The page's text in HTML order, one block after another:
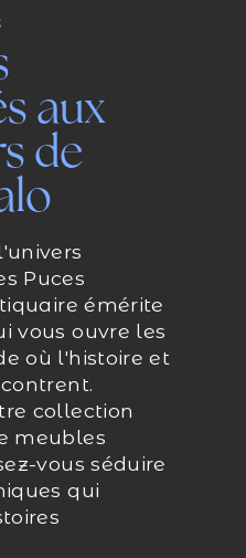
aux
de
Puces
émérite
vous ouvre les
où l'histoire et
collection
meubles
vous séduire
qui